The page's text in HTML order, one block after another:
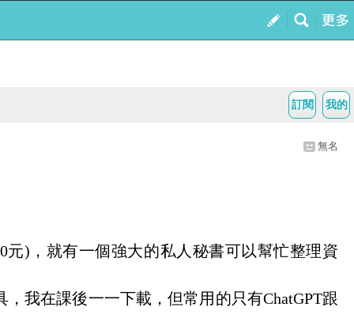
我的
訂閱
無名
元) ，就有一個強大的私人秘書可以幫忙整理資
，我在課後一一下載，但常用的只有ChatGPT跟